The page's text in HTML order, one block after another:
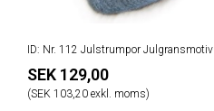
ID: Nr. 112 Julstrumpor Julgransmotiv
SEK 129,00
(SEK 103,20 exkl. moms)